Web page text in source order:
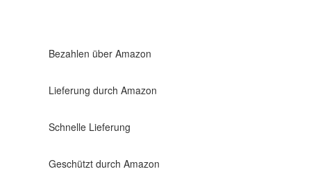
Bezahlen über Amazon
Lieferung durch Amazon
Schnelle Lieferung
Geschützt durch Amazon